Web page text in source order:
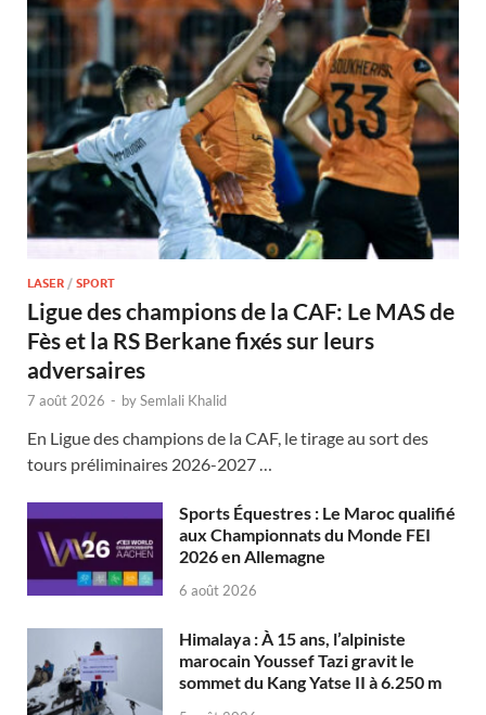
LASER / SPORT
Ligue des champions de la CAF: Le MAS de
Fès et la RS Berkane fixés sur leurs
adversaires
7 août 2026 - bySemlali Khalid
En Ligue des champions de la CAF, le tirage au sort des
tours préliminaires 2026-2027 …
Sports Équestres : Le Maroc qualifié
aux Championnats du Monde FEI
2026 en Allemagne
6 août 2026
Himalaya : À 15 ans, l’alpiniste
marocain Youssef Tazi gravit le
sommet du Kang Yatse II à 6.250 m